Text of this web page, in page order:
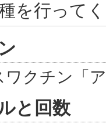
を行って
クチン「
と回数